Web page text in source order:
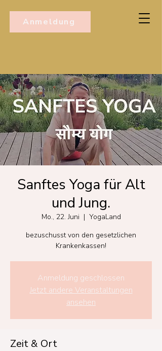
Anmeldung
Sanftes Yoga für Alt
und Jung.
Mo., 22. Juni
  |
YogaLand
bezuschusst von den gesetzlichen
Krankenkassen!
Anmeldung geschlossen
Jetzt andere Veranstaltungen
ansehen
Zeit & Ort